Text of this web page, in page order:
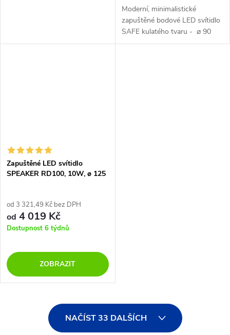
Moderní, minimalistické
zapuštěné bodové LED svítidlo
SAFE kulatého tvaru - ⌀ 90
mm, v bílé barvě, s krytím IP65,
Zapuštěné LED svítidlo
SPEAKER RD100, 10W, ø 125
od 3 321,49 Kč bez DPH
od 4 019 Kč
Dostupnost 6 týdnů
ZOBRAZIT
NAČÍST 33 DALŠÍCH